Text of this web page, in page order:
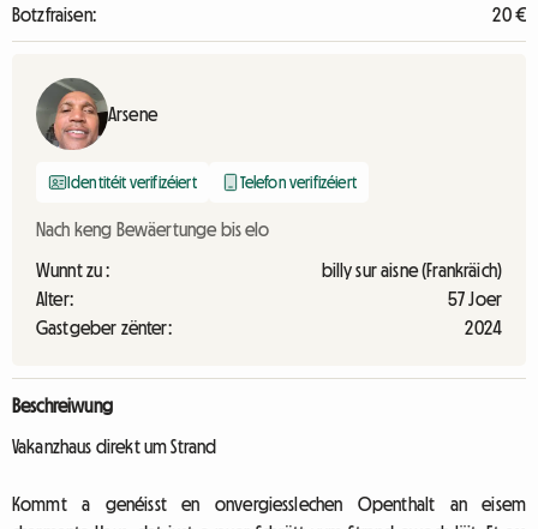
Botzfraisen:
20 €
Arsene
Identitéit verifizéiert Telefon verifizéiert
Nach keng Bewäertunge bis elo
Wunnt zu :
billy sur aisne (Frankräich)
Alter:
57 Joer
Gastgeber zënter:
2024
Beschreiwung
Vakanzhaus direkt um Strand
Kommt a genéisst en onvergiesslechen Openthalt an eisem